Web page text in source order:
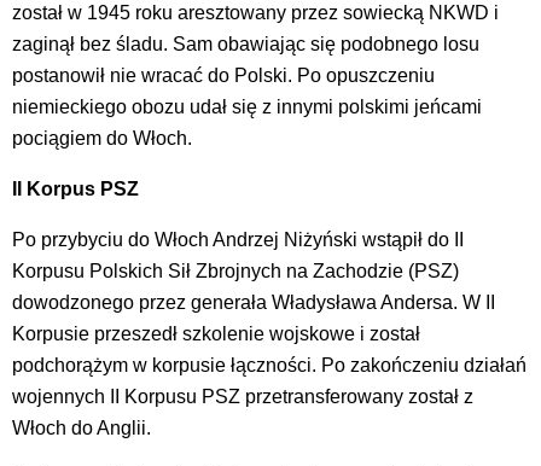
został w 1945 roku aresztowany przez sowiecką NKWD i
zaginął bez śladu. Sam obawiając się podobnego losu
postanowił nie wracać do Polski. Po opuszczeniu
niemieckiego obozu udał się z innymi polskimi jeńcami
pociągiem do Włoch.
II Korpus PSZ
Po przybyciu do Włoch Andrzej Niżyński wstąpił do II
Korpusu Polskich Sił Zbrojnych na Zachodzie (PSZ)
dowodzonego przez generała Władysława Andersa. W II
Korpusie przeszedł szkolenie wojskowe i został
podchorążym w korpusie łączności. Po zakończeniu działań
wojennych II Korpusu PSZ przetransferowany został z
Włoch do Anglii.